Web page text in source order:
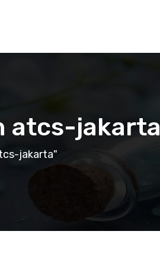
atcs-jakarta
jakarta"